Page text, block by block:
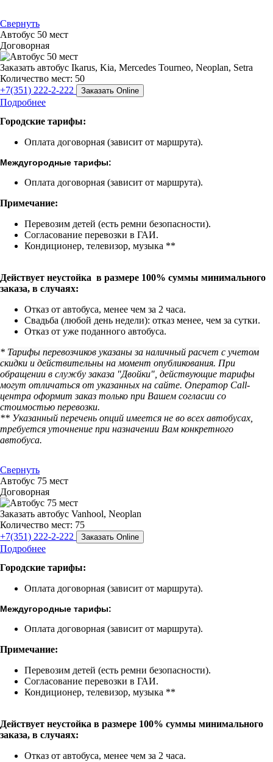
Свернуть
Автобус 50 мест
Договорная
Заказать автобус Ikarus, Kia, Mercedes Tourneo, Neoplan, Setra
Количество мест: 50
+7(351) 222-2-222
Заказать Online
Подробнее
Городские тарифы:
Оплата договорная (зависит от маршрута).
Междугородные тарифы:
Оплата договорная (зависит от маршрута).
Примечание:
Перевозим детей (есть ремни безопасности).
Согласование перевозки в ГАИ.
Кондиционер, телевизор, музыка **
Действует неустойка в размере 100% суммы минимального
заказа, в случаях:
Отказ от автобуса, менее чем за 2 часа.
Свадьба (любой день недели): отказ менее, чем за сутки.
Отказ от уже поданного автобуса.
* Тарифы перевозчиков указаны за наличный расчет с учетом
скидки и действительны на момент опубликования. При
обращении в службу заказа "Двойки", действующие тарифы
могут отличаться от указанных на сайте. Оператор Call-
центра оформит заказ только при Вашем согласии со
стоимостью перевозки.
** Указанный перечень опций имеется не во всех автобусах,
требуется уточнение при назначении Вам конкретного
автобуса.
Свернуть
Автобус 75 мест
Договорная
Заказать автобус Vanhool, Neoplan
Количество мест: 75
+7(351) 222-2-222
Заказать Online
Подробнее
Городские тарифы:
Оплата договорная (зависит от маршрута).
Междугородные тарифы:
Оплата договорная (зависит от маршрута).
Примечание:
Перевозим детей (есть ремни безопасности).
Согласование перевозки в ГАИ.
Кондиционер, телевизор, музыка **
Действует неустойка в размере 100% суммы минимального
заказа, в случаях:
Отказ от автобуса, менее чем за 2 часа.